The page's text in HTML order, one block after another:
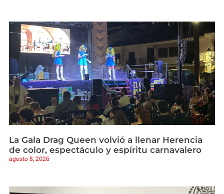
La Gala Drag Queen volvió a llenar Herencia
de color, espectáculo y espíritu carnavalero
agosto 8, 2026